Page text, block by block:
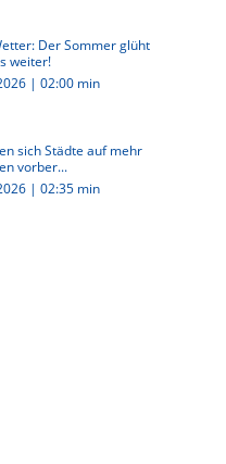
Der Sommer glüht
weiter!
| 02:00 min
sich Städte auf mehr
vorber...
| 02:35 min